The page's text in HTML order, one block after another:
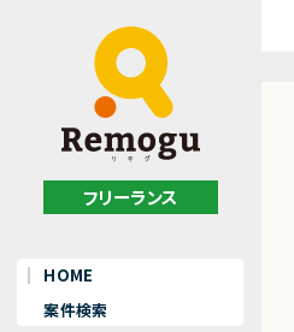
フリーランス
HOME
案件検索